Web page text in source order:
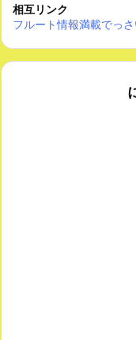
相互リンク
フルート情報満載でっ